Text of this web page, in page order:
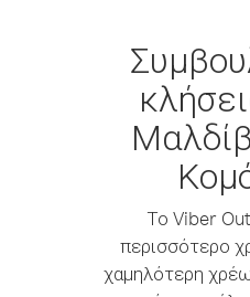
Το Viber
περισσότερο
χαμηλότερη